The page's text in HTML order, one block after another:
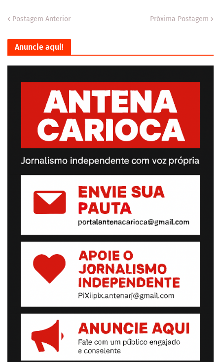
Postagem Anterior Próxima Postagem
Anuncie aqui!